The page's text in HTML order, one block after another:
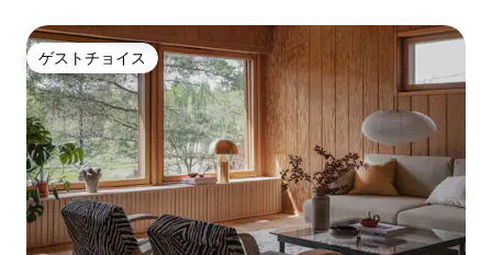
ゲストチョイス
ゲストチョイス